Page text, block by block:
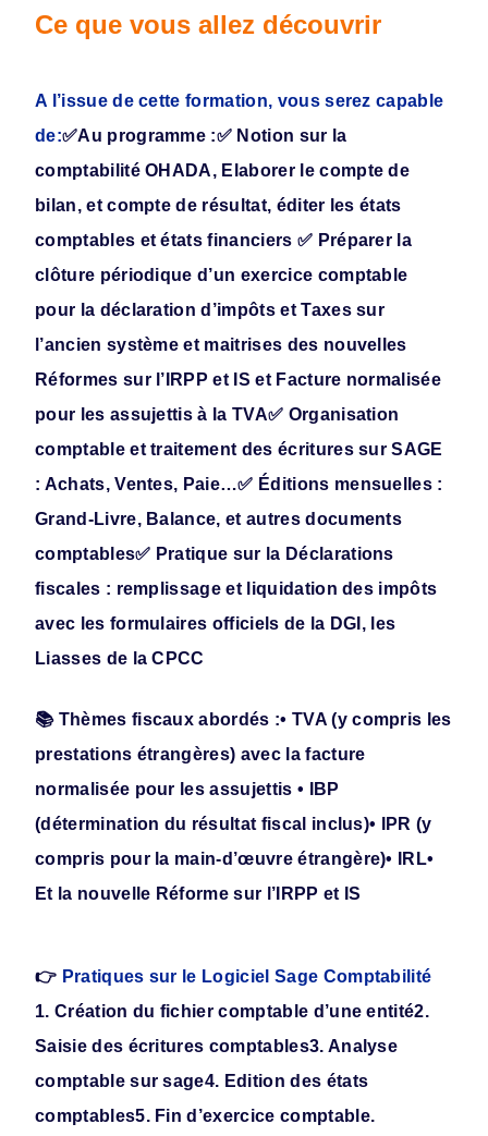
Ce que vous allez découvrir
A l’issue de cette formation, vous serez capable
de:✅Au programme :✅ Notion sur la
comptabilité OHADA, Elaborer le compte de
bilan, et compte de résultat, éditer les états
comptables et états financiers ✅ Préparer la
clôture périodique d’un exercice comptable
pour la déclaration d’impôts et Taxes sur
l’ancien système et maitrises des nouvelles
Réformes sur l’IRPP et IS et Facture normalisée
pour les assujettis à la TVA✅ Organisation
comptable et traitement des écritures sur SAGE
: Achats, Ventes, Paie…✅ Éditions mensuelles :
Grand-Livre, Balance, et autres documents
comptables✅ Pratique sur la Déclarations
fiscales : remplissage et liquidation des impôts
avec les formulaires officiels de la DGI, les
Liasses de la CPCC
📚 Thèmes fiscaux abordés :• TVA (y compris les
prestations étrangères) avec la facture
normalisée pour les assujettis • IBP
(détermination du résultat fiscal inclus)• IPR (y
compris pour la main-d’œuvre étrangère)• IRL•
Et la nouvelle Réforme sur l’IRPP et IS
👉 Pratiques sur le Logiciel Sage Comptabilité
1. Création du fichier comptable d’une entité2.
Saisie des écritures comptables3. Analyse
comptable sur sage4. Edition des états
comptables5. Fin d’exercice comptable.